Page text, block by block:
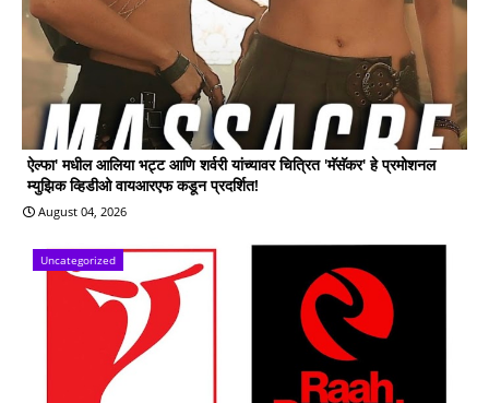
ऐल्फा' मधील आलिया भट्ट आणि शर्वरी यांच्यावर चित्रित 'मॅसॅकर' हे प्रमोशनल
म्युझिक व्हिडीओ वायआरएफ कडून प्रदर्शित!
August 04, 2026
Uncategorized